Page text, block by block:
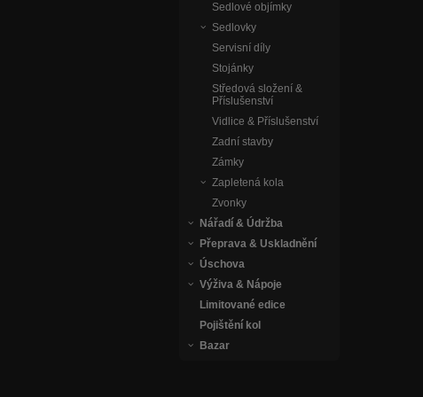
Sedlové objímky
Sedlovky
Servisní díly
Stojánky
Středová složení &
Příslušenství
Vidlice & Příslušenství
Zadní stavby
Zámky
Zapletená kola
Zvonky
Nářadí & Údržba
Přeprava & Uskladnění
Úschova
Výživa & Nápoje
Limitované edice
Pojištění kol
Bazar